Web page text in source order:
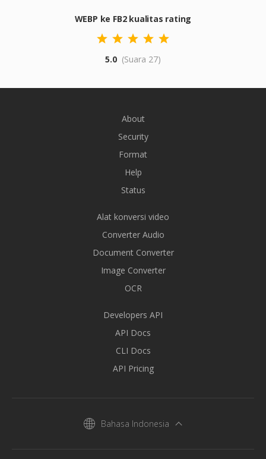
WEBP ke FB2 kualitas rating
5.0 (Suara 27)
About
Security
Format
Help
Status
Alat konversi video
Converter Audio
Document Converter
Image Converter
OCR
Developers API
API Docs
CLI Docs
API Pricing
Bahasa Indonesia